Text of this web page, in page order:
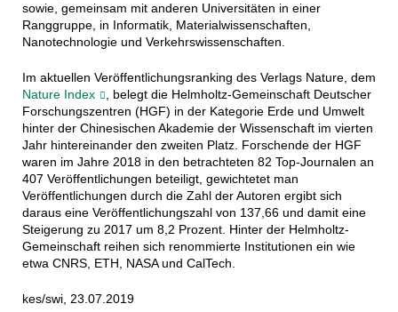
sowie, gemeinsam mit anderen Universitäten in einer
Ranggruppe, in Informatik, Materialwissenschaften,
Nanotechnologie und Verkehrswissenschaften.
Im aktuellen Veröffentlichungsranking des Verlags Nature, dem
Nature Index
, belegt die Helmholtz-Gemeinschaft Deutscher
Forschungszentren (HGF) in der Kategorie Erde und Umwelt
hinter der Chinesischen Akademie der Wissenschaft im vierten
Jahr hintereinander den zweiten Platz. Forschende der HGF
waren im Jahre 2018 in den betrachteten 82 Top-Journalen an
407 Veröffentlichungen beteiligt, gewichtetet man
Veröffentlichungen durch die Zahl der Autoren ergibt sich
daraus eine Veröffentlichungszahl von 137,66 und damit eine
Steigerung zu 2017 um 8,2 Prozent. Hinter der Helmholtz-
Gemeinschaft reihen sich renommierte Institutionen ein wie
etwa CNRS, ETH, NASA und CalTech.
kes/swi, 23.07.2019